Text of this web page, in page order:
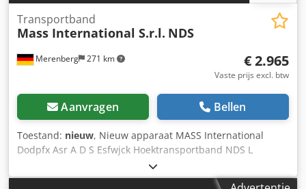
Merenberg 271 km
Transportband
Mass International S.r.l. NDS
€ 2.965
Vaste prijs excl. btw
Aanvragen Bellen
Toestand: nieuw, Nieuw apparaat MASS International
Dodpfx Asr A D S Esfwjck Hoektransportband NDS L
transportband / lopende band Snel leverbaar
Hoektransportband met instelbare hoeken Inclusief